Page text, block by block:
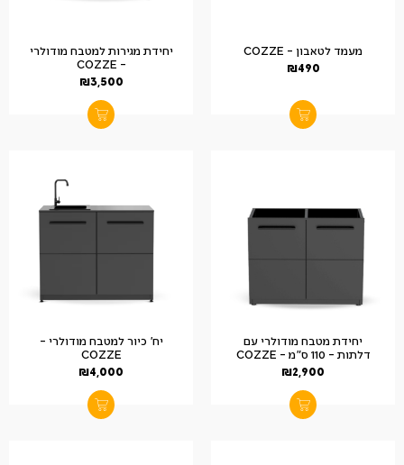
מעמד לטאבון – COZZE
₪490
יחידת מגירות למטבח מודולרי
– COZZE
₪3,500
יחידת מטבח מודולרי עם
דלתות – 110 ס"מ – COZZE
₪2,900
יח' כיור למטבח מודולרי –
COZZE
₪4,000